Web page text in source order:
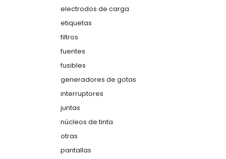
electrodos de carga
etiquetas
filtros
fuentes
fusibles
generadores de gotas
interruptores
juntas
núcleos de tinta
otras
pantallas